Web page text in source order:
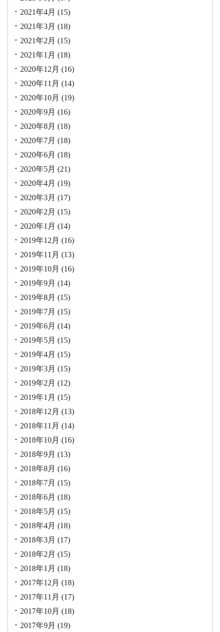
2021年4月 (15)
2021年3月 (18)
2021年2月 (15)
2021年1月 (18)
2020年12月 (16)
2020年11月 (14)
2020年10月 (19)
2020年9月 (16)
2020年8月 (18)
2020年7月 (18)
2020年6月 (18)
2020年5月 (21)
2020年4月 (19)
2020年3月 (17)
2020年2月 (15)
2020年1月 (14)
2019年12月 (16)
2019年11月 (13)
2019年10月 (16)
2019年9月 (14)
2019年8月 (15)
2019年7月 (15)
2019年6月 (14)
2019年5月 (15)
2019年4月 (15)
2019年3月 (15)
2019年2月 (12)
2019年1月 (15)
2018年12月 (13)
2018年11月 (14)
2018年10月 (16)
2018年9月 (13)
2018年8月 (16)
2018年7月 (15)
2018年6月 (18)
2018年5月 (15)
2018年4月 (18)
2018年3月 (17)
2018年2月 (15)
2018年1月 (18)
2017年12月 (18)
2017年11月 (17)
2017年10月 (18)
2017年9月 (19)